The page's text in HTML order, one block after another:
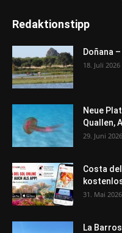
Redaktionstipp
Doñana
18. Juli 2026
Neue
Quallen,
29. Juni 2026
Costa
31. Mai 2026
La